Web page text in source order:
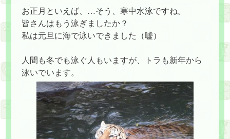
お正月といえば、…そう、寒中水泳ですね。
皆さんはもう泳ぎましたか？
私は元旦に海で泳いできました（嘘）
人間も冬でも泳ぐ人もいますが、トラも新年から
泳いでいます。